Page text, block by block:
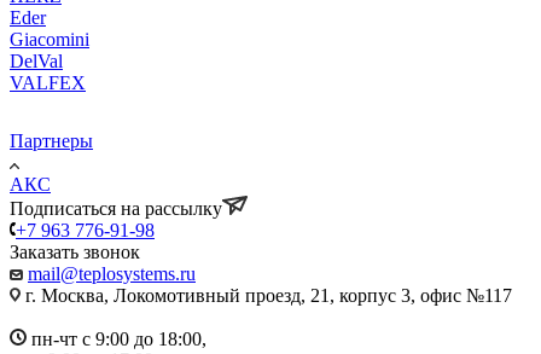
Eder
Giacomini
DelVal
VALFEX
Партнеры
АКС
Подписаться на рассылку
+7 963 776-91-98
Заказать звонок
mail@teplosystems.ru
г. Москва, Локомотивный проезд, 21, корпус 3, офис №117
пн-чт с 9:00 до 18:00,